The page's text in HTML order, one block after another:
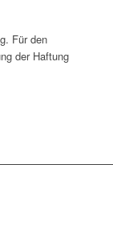
Für den
der Haftung